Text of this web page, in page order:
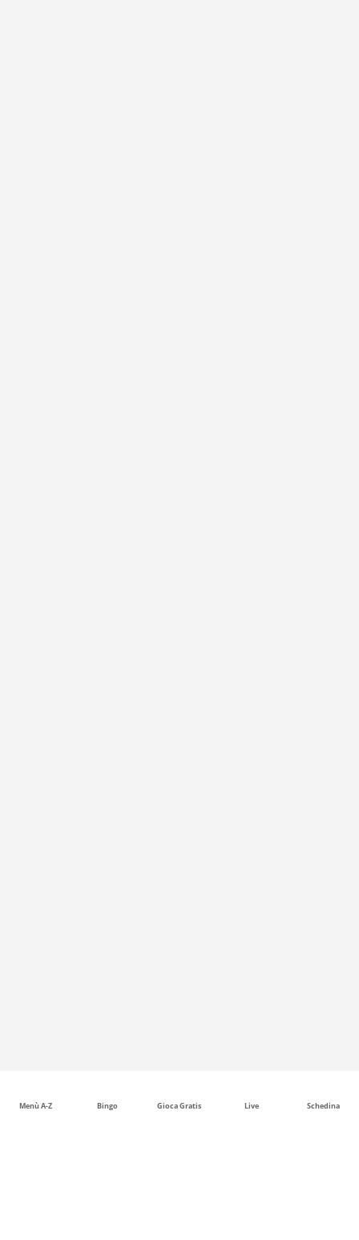
Menù A-Z Bingo Gioca Gratis Live Schedina